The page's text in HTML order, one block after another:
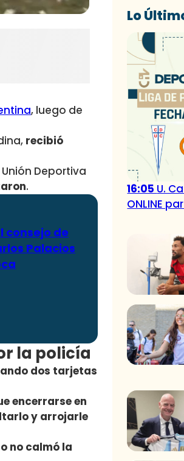
, luego de
recibió
Deportiva
.
consejo de
Palacios
la policía
dos tarjetas
encerrarse en
y arrojarle
no calmó la
Lo
16:05 U.
ONLINE